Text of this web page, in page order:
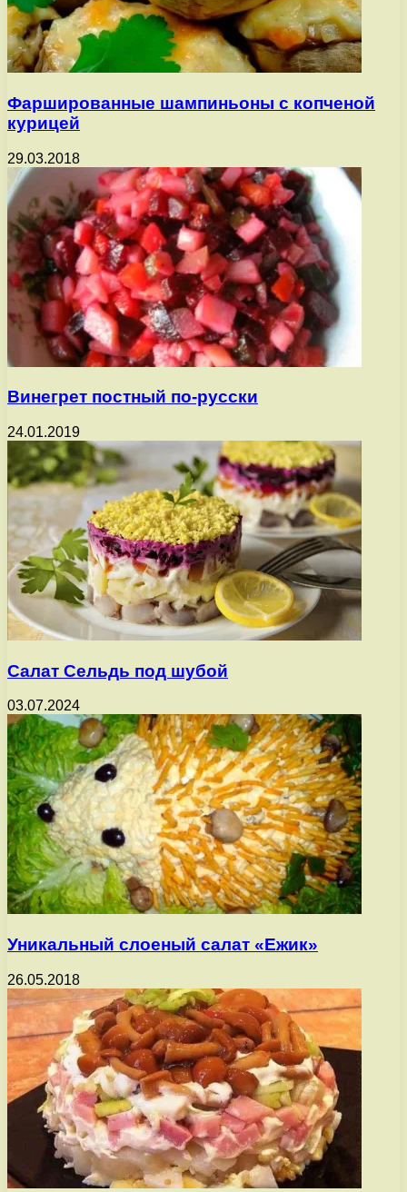
Фаршированные шампиньоны с копченой
курицей
29.03.2018
Винегрет постный по-русски
24.01.2019
Салат Сельдь под шубой
03.07.2024
Уникальный слоеный салат «Ежик»
26.05.2018